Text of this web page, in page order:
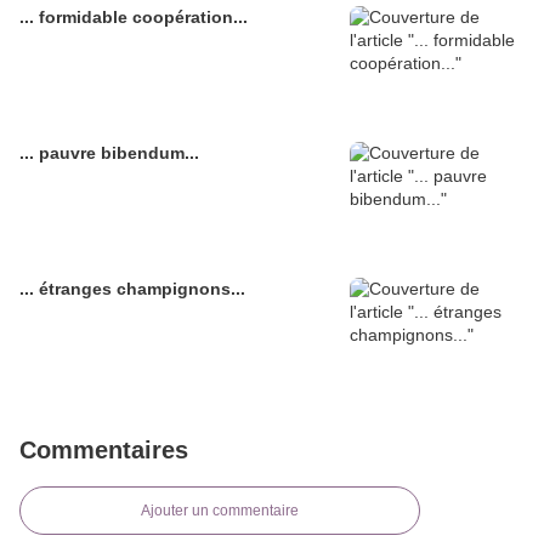
... formidable coopération...
... pauvre bibendum...
... étranges champignons...
Commentaires
Ajouter un commentaire